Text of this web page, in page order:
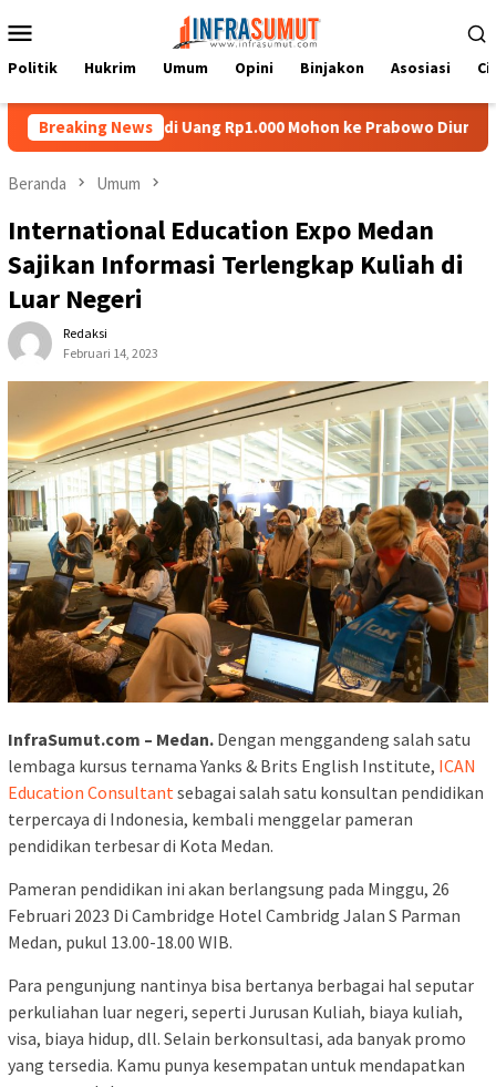
ke
Mobile
Politik Hukrim Umum Opini Binjakon Asosiasi
Breaking News
di Uang Rp1.000 Mohon ke Prabowo Diundang Upacara
Beranda Umum
International Education Expo Medan
Sajikan Informasi Terlengkap Kuliah di
Luar Negeri
Redaksi
Februari 14, 2023
InfraSumut.com – Medan. Dengan menggandeng salah satu
lembaga kursus ternama Yanks & Brits English Institute, ICAN
Education Consultant sebagai salah satu konsultan pendidikan
terpercaya di Indonesia, kembali menggelar pameran
pendidikan terbesar di Kota Medan.
Pameran pendidikan ini akan berlangsung pada Minggu, 26
Februari 2023 Di Cambridge Hotel Cambridg Jalan S Parman
Medan, pukul 13.00-18.00 WIB.
Para pengunjung nantinya bisa bertanya berbagai hal seputar
perkuliahan luar negeri, seperti Jurusan Kuliah, biaya kuliah,
visa, biaya hidup, dll. Selain berkonsultasi, ada banyak promo
yang tersedia. Kamu punya kesempatan untuk mendapatkan